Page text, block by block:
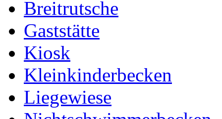
Breitrutsche
Gaststätte
Kiosk
Kleinkinderbecken
Liegewiese